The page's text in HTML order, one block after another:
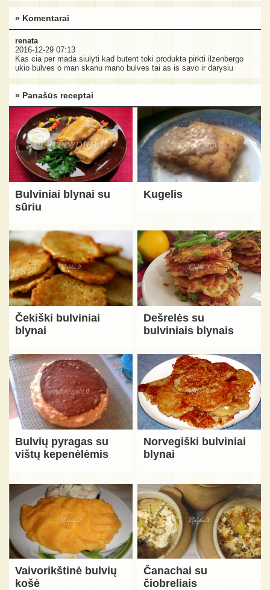
» Komentarai
renata
2016-12-29 07:13
Kas cia per mada siulyti kad butent toki produkta pirkti ilzenbergo
ukio bulves o man skanu mano bulves tai as is savo ir darysiu
» Panašūs receptai
Bulviniai blynai su
sūriu
Kugelis
Čekiški bulviniai
blynai
Dešrelės su
bulviniais blynais
Bulvių pyragas su
vištų kepenėlėmis
Norvegiški bulviniai
blynai
Vaivorikštinė bulvių
košė
Čanachai su
čiobreliais